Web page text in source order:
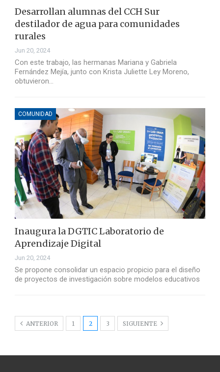
Desarrollan alumnas del CCH Sur
destilador de agua para comunidades
rurales
Jun 20, 2024
Con este trabajo, las hermanas Mariana y Gabriela
Fernández Mejía, junto con Krista Juliette Ley Moreno,
obtuvieron…
COMUNIDAD
Inaugura la DGTIC Laboratorio de
Aprendizaje Digital
Jun 20, 2024
Se propone consolidar un espacio propicio para el diseño
de proyectos de investigación sobre modelos educativos
ANTERIOR 1 2 3 SIGUIENTE